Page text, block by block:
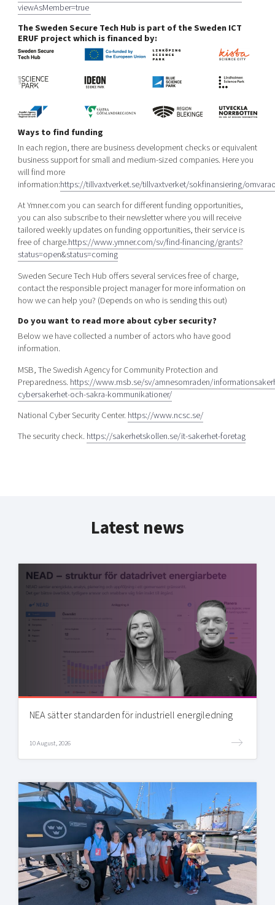
viewAsMember=true
The Sweden Secure Tech Hub is part of the Sweden ICT
ERUF project which is financed by:
Ways to find funding
In each region, there are business development checks or equivalent
business support for small and medium-sized companies. Here you
will find more
information:https://tillvaxtverket.se/tillvaxtverket/sokfinansiering/
At Ymner.com you can search for different funding opportunities,
you can also subscribe to their newsletter where you will receive
tailored weekly updates on funding opportunities, their service is
free of charge.https://www.ymner.com/sv/find-financing/grants?
status=open&status=coming
Sweden Secure Tech Hub offers several services free of charge,
contact the responsible project manager for more information on
how we can help you? (Depends on who is sending this out)
Do you want to read more about cyber security?
Below we have collected a number of actors who have good
information.
MSB, The Swedish Agency for Community Protection and
Preparedness. https://www.msb.se/sv/amnesomraden/
cybersakerhet-och-sakra-kommunikationer/
National Cyber ​​Security Center. https://www.ncsc.se/
The security check. https://sakerhetskollen.se/it-sakerhet-foretag
Latest news
NEA sätter standarden för industriell energiledning
10 August, 2026